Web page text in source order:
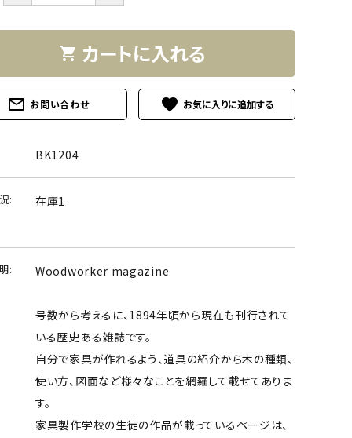
shopping_cart カートに入れる
mail_outline お問い合わせ favorite
BK1204
: 在庫1
: Woodworker magazine
号数から考えるに、1894年頃から現在も刊行されて
いる歴史ある雑誌です。
自分で家具が作れるよう、道具の紹介から木の種類、
使い方、図面など様々なことを網羅して載せてありま
す。
家具製作学校の生徒の作品が載っているページは、